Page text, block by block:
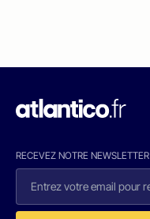
RECEVEZ NOTRE NEWSLETTER